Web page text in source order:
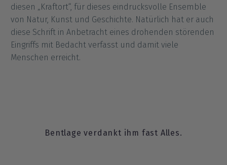
diesen „Kraftort“, für dieses eindrucksvolle Ensemble
von Natur, Kunst und Geschichte. Natürlich hat er auch
diese Schrift in Anbetracht eines drohenden störenden
Eingriffs mit Bedacht verfasst und damit viele
Menschen erreicht.
Bentlage verdankt ihm fast Alles.